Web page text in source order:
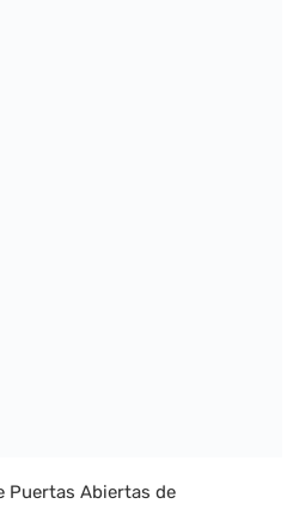
Puertas Abiertas de